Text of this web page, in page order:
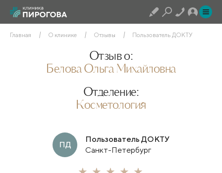
Главная О клинике Отзывы Пользователь ДОКТУ
Отзыв о:
Белова Ольга Михайловна
Отделение:
Косметология
ПД
Пользователь ДОКТУ
Санкт-Петербург